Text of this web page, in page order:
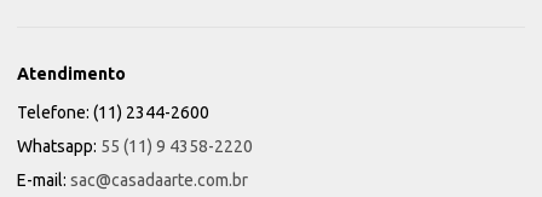
Atendimento
Telefone: (11) 2344-2600
Whatsapp: 55 (11) 9 4358-2220
E-mail: sac@casadaarte.com.br